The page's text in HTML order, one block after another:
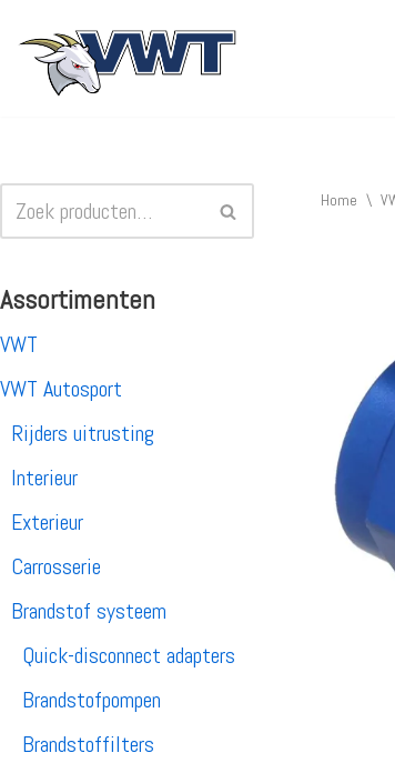
Ga
Assortimenten
VWT
VWT Autosport
Rijders uitrusting
Interieur
Exterieur
Carrosserie
Brandstof systeem
Quick-disconnect adapters
Brandstofpompen
Brandstoffilters
Home \